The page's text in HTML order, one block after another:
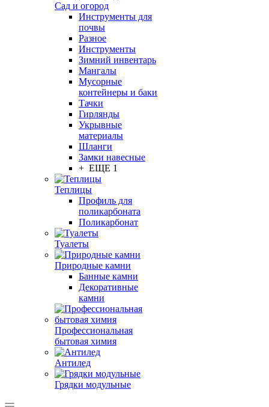
Сад и огород
Инструменты для
почвы
Разное
Инструменты
Зимний инвентарь
Мангалы
Мусорные
контейнеры и баки
Тачки
Гирлянды
Укрывные
материалы
Шланги
Замки навесные
+ ЕЩЕ 1
Теплицы
Профиль для
поликарбоната
Поликарбонат
Туалеты
Природные камни
Банные камни
Декоративные
камни
Профессиональная
бытовая химия
Антилед
Грядки модульные